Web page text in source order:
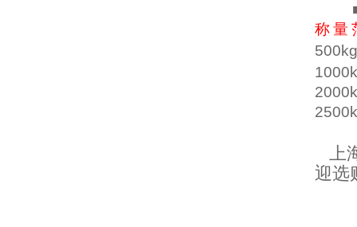
称量
500kg
上
迎选